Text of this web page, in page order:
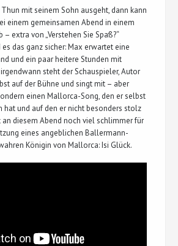
mit seinem Sohn ausgeht, dann kann
einem gemeinsamen Abend in einem
– extra von „Verstehen Sie Spaß?“
das ganz sicher: Max erwartet eine
und ein paar heitere Stunden mit
steht der Schauspieler, Autor
auf der Bühne und singt mit – aber
einen Mallorca-Song, den er selbst
hat und auf den er nicht besonders stolz
diesem Abend noch viel schlimmer für
eines angeblichen Ballermann-
Königin von Mallorca: Isi Glück.